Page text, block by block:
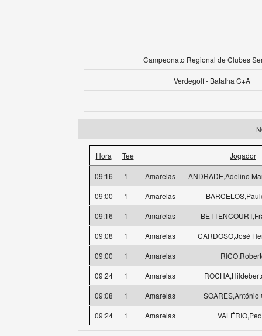
Campeonato Regional de Clubes
Verdegolf - Batalha C+A
Hora Tee Jogador
09:16 1 Amarelas
ANDRADE,Adelino
09:00
1 Amarelas
09:16
1 Amarelas
09:08
1 Amarelas
CARDOSO,José
09:00
1 Amarelas
09:24
1 Amarelas
09:08
1 Amarelas
SOARES,António
09:24
1 Amarelas